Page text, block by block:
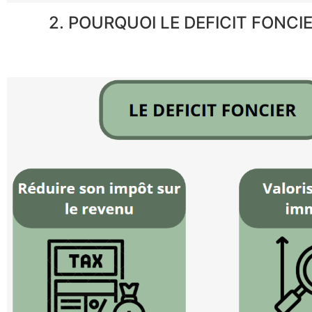
2. POURQUOI LE DEFICIT